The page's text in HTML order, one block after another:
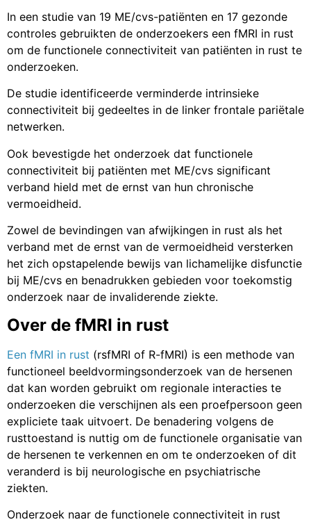
In een studie van 19 ME/cvs-patiënten en 17 gezonde
controles gebruikten de onderzoekers een fMRI in rust
om de functionele connectiviteit van patiënten in rust te
onderzoeken.
De studie identificeerde verminderde intrinsieke
connectiviteit bij gedeeltes in de linker frontale pariëtale
netwerken.
Ook bevestigde het onderzoek dat functionele
connectiviteit bij patiënten met ME/cvs significant
verband hield met de ernst van hun chronische
vermoeidheid.
Zowel de bevindingen van afwijkingen in rust als het
verband met de ernst van de vermoeidheid versterken
het zich opstapelende bewijs van lichamelijke disfunctie
bij ME/cvs en benadrukken gebieden voor toekomstig
onderzoek naar de invaliderende ziekte.
Over de fMRI in rust
Een fMRI in rust (rsfMRI of R-fMRI) is een methode van
functioneel beeldvormingsonderzoek van de hersenen
dat kan worden gebruikt om regionale interacties te
onderzoeken die verschijnen als een proefpersoon geen
expliciete taak uitvoert. De benadering volgens de
rusttoestand is nuttig om de functionele organisatie van
de hersenen te verkennen en om te onderzoeken of dit
veranderd is bij neurologische en psychiatrische
ziekten.
Onderzoek naar de functionele connectiviteit in rust